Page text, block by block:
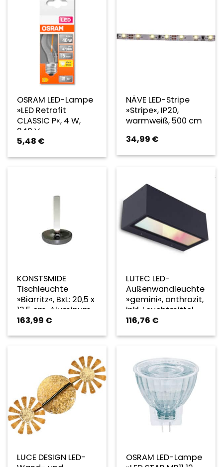
OSRAM LED-Lampe
»LED Retrofit
CLASSIC P«, 4 W,
240 V –
transparent
5,48 €
NÄVE LED-Stripe
»Stripe«, IP20,
warmweiß, 500 cm
34,99 €
KONSTSMIDE
Tischleuchte
»Biarritz«, BxL: 20,5 x
13,5 cm, Aluminum
– silberfarben
163,99 €
LUTEC LED-
Außenwandleuchte
»gemini«, anthrazit,
inkl. Leuchtmittel,
Breite: 22 cm –
116,76 €
LUCE DESIGN LED-
OSRAM LED-Lampe